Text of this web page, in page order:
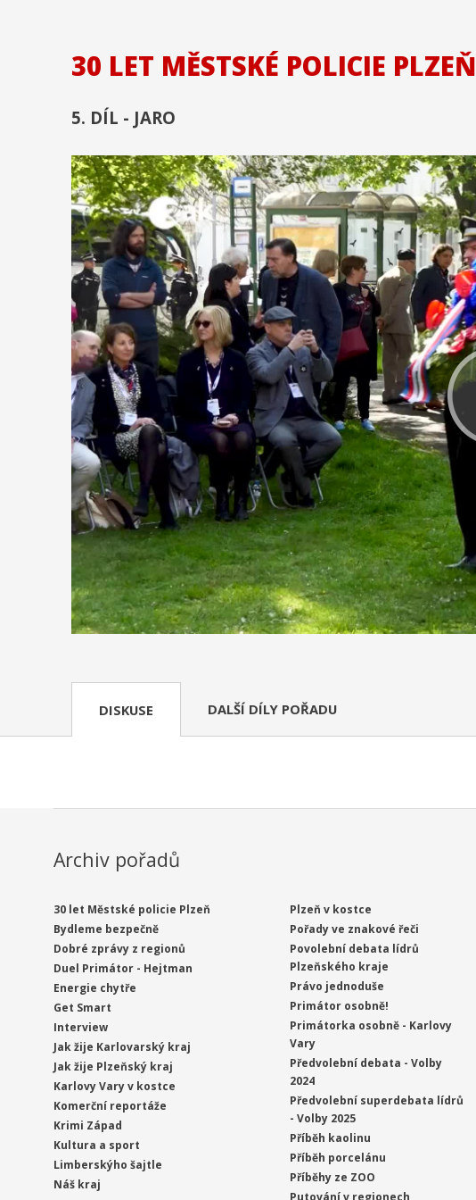
30 LET MĚSTSKÉ POLICIE PLZEŇ
5. DÍL - JARO
DISKUSE DALŠÍ DÍLY POŘADU
Archiv pořadů
30 let Městské policie Plzeň
Bydleme bezpečně
Dobré zprávy z regionů
Duel Primátor - Hejtman
Energie chytře
Get Smart
Interview
Jak žije Karlovarský kraj
Jak žije Plzeňský kraj
Karlovy Vary v kostce
Komerční reportáže
Krimi Západ
Kultura a sport
Limberskýho šajtle
Náš kraj
Plzeň v kostce
Pořady ve znakové řeči
Povolební debata lídrů
Plzeňského kraje
Právo jednoduše
Primátor osobně!
Primátorka osobně - Karlovy
Vary
Předvolební debata - Volby
2024
Předvolební superdebata lídrů
- Volby 2025
Příběh kaolinu
Příběh porcelánu
Příběhy ze ZOO